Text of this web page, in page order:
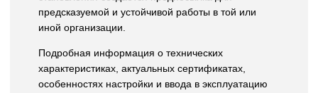
предсказуемой и устойчивой работы в той или
иной организации.
Подробная информация о технических
характеристиках, актуальных сертификатах,
особенностях настройки и ввода в эксплуатацию